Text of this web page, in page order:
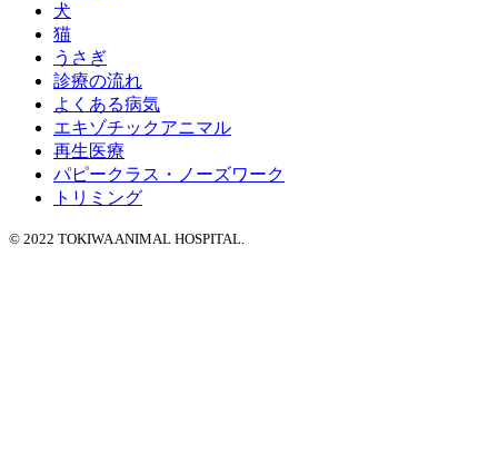
犬
猫
うさぎ
診療の流れ
よくある病気
エキゾチックアニマル
再生医療
パピークラス・ノーズワーク
トリミング
© 2022 TOKIWA ANIMAL HOSPITAL.